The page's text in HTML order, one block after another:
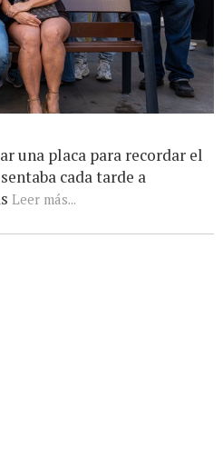
una placa para recordar el
cada tarde a
Leer más...